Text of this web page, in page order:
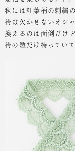
秋には紅葉柄の刺繍
衿は欠かせないオシ
換えるのは面倒だけ
衿の数だけ持ってい